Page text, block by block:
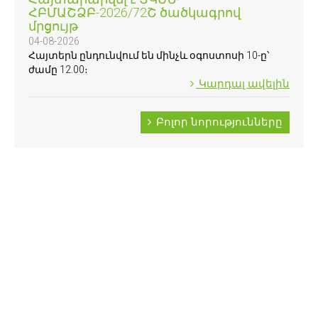
ՀԲՄԱՇՁԲ-2026/72Շ ծածկագրով
մրցույթ
04-08-2026
Հայտերն ընդունվում են մինչև օգոստոսի 10-ը՝
ժամը 12.00։
Կարդալ ավելին
Բոլոր նորությունները